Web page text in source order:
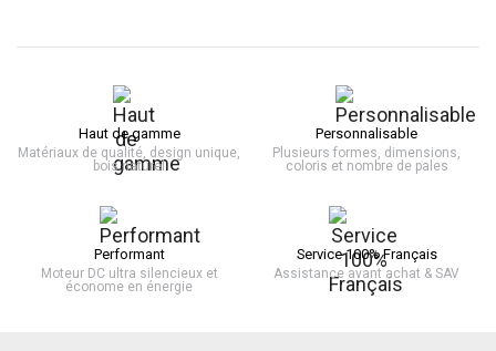
Haut de gamme
Matériaux de qualité, design unique,
bois naturel
Personnalisable
Plusieurs formes, dimensions,
coloris et nombre de pales
Performant
Moteur DC ultra silencieux et
économe en énergie
Service 100% Français
Assistance avant achat & SAV